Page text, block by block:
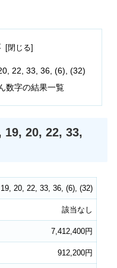
22, 33, 36, (6), (32)
数字の結果一覧
19, 20, 22, 33,
20, 22, 33, 36, (6), (32)
該当なし
7,412,400円
912,200円